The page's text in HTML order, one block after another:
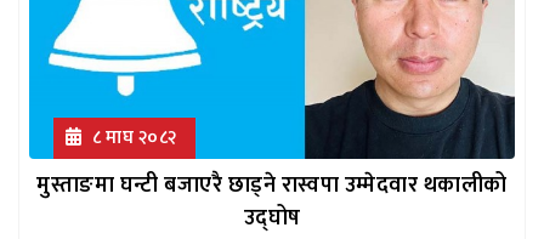
८ माघ २०८२
मुस्ताङमा घन्टी बजाएरै छाड्ने रास्वपा उम्मेदवार थकालीको
उद्घोष